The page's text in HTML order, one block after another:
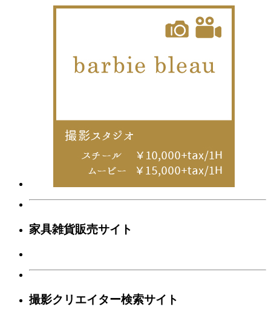
家具雑貨販売サイト
撮影クリエイター検索サイト